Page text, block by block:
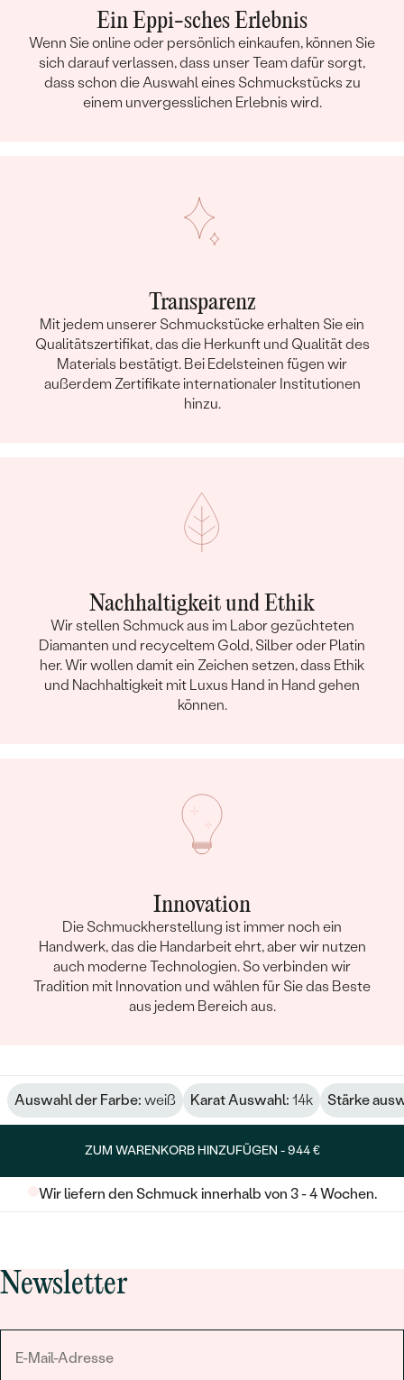
Ein Eppi-sches Erlebnis
Wenn Sie online oder persönlich einkaufen, können Sie
sich darauf verlassen, dass unser Team dafür sorgt,
dass schon die Auswahl eines Schmuckstücks zu
einem unvergesslichen Erlebnis wird.
Transparenz
Mit jedem unserer Schmuckstücke erhalten Sie ein
Qualitätszertifikat, das die Herkunft und Qualität des
Materials bestätigt. Bei Edelsteinen fügen wir
außerdem Zertifikate internationaler Institutionen
hinzu.
Nachhaltigkeit und Ethik
Wir stellen Schmuck aus im Labor gezüchteten
Diamanten und recyceltem Gold, Silber oder Platin
her. Wir wollen damit ein Zeichen setzen, dass Ethik
und Nachhaltigkeit mit Luxus Hand in Hand gehen
können.
Innovation
Die Schmuckherstellung ist immer noch ein
Handwerk, das die Handarbeit ehrt, aber wir nutzen
auch moderne Technologien. So verbinden wir
Tradition mit Innovation und wählen für Sie das Beste
aus jedem Bereich aus.
Auswahl der Farbe: weiß Karat Auswahl: 14k Stärke
ZUM WARENKORB HINZUFÜGEN -944 €
Wir liefern den Schmuck innerhalb von 3 - 4 Wochen.
Newsletter